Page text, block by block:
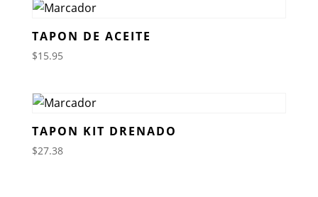
TAPON DE ACEITE
$15.95
TAPON KIT DRENADO
$27.38